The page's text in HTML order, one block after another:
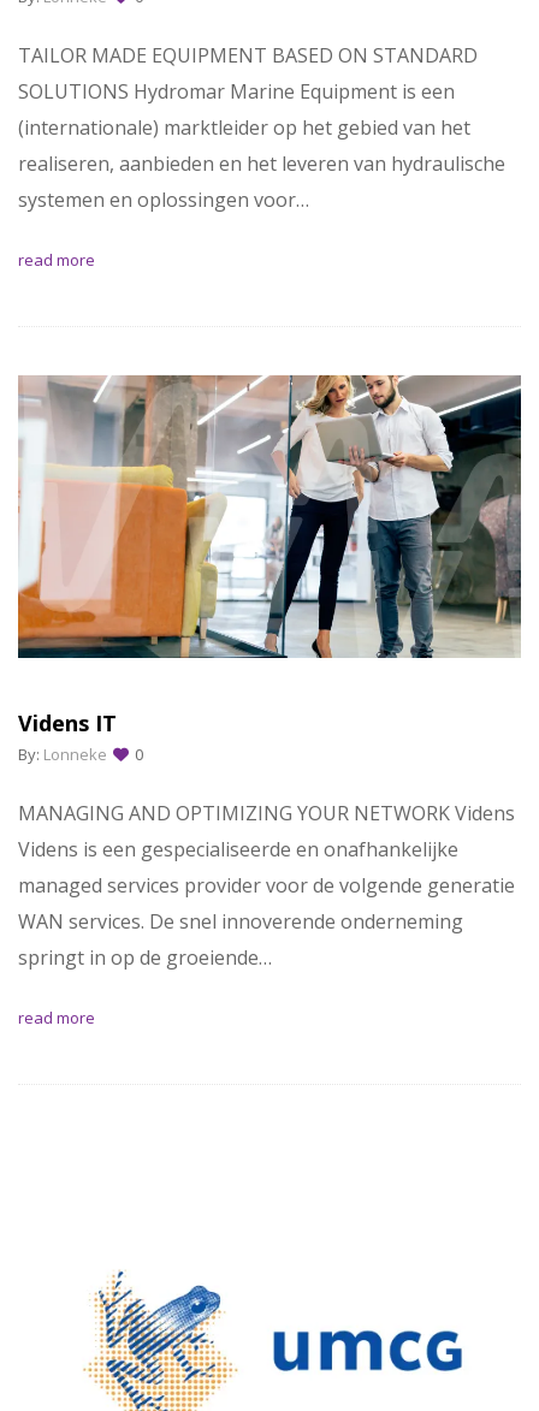
TAILOR MADE EQUIPMENT BASED ON STANDARD
SOLUTIONS Hydromar Marine Equipment is een
(internationale) marktleider op het gebied van het
realiseren, aanbieden en het leveren van hydraulische
systemen en oplossingen voor…
read more
Videns IT
By: Lonneke 0
MANAGING AND OPTIMIZING YOUR NETWORK Videns
Videns is een gespecialiseerde en onafhankelijke
managed services provider voor de volgende generatie
WAN services. De snel innoverende onderneming
springt in op de groeiende…
read more